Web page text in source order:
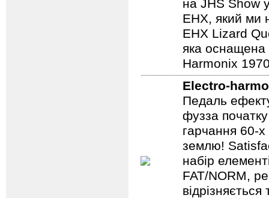
на JHS Show
EHX, який ми
EHX Lizard
яка оснащена
Harmonix
Electro-
Педаль
фузза
гарчання 60-
землю!
набір
FAT/NORM,